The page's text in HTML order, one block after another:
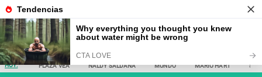
HOY: PLAZA VEA NALDY SALDAÑA MUNDO MARIO HART